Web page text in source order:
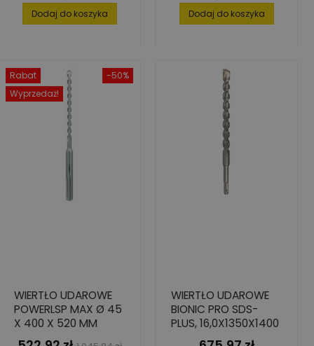
Dodaj do koszyka Dodaj do koszyka
-50%
Rabat
Wyprzedaż!
WIERTŁO UDAROWE
POWERLSP MAX Ø 45
X 400 X 520 MM
WIERTŁO UDAROWE
BIONIC PRO SDS-
PLUS, 16,0X1350X1400